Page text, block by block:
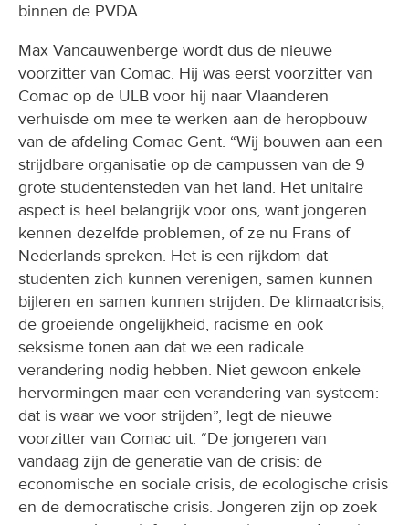
binnen de PVDA.
Max Vancauwenberge wordt dus de nieuwe
voorzitter van Comac. Hij was eerst voorzitter van
Comac op de ULB voor hij naar Vlaanderen
verhuisde om mee te werken aan de heropbouw
van de afdeling Comac Gent. “Wij bouwen aan een
strijdbare organisatie op de campussen van de 9
grote studentensteden van het land. Het unitaire
aspect is heel belangrijk voor ons, want jongeren
kennen dezelfde problemen, of ze nu Frans of
Nederlands spreken. Het is een rijkdom dat
studenten zich kunnen verenigen, samen kunnen
bijleren en samen kunnen strijden. De klimaatcrisis,
de groeiende ongelijkheid, racisme en ook
seksisme tonen aan dat we een radicale
verandering nodig hebben. Niet gewoon enkele
hervormingen maar een verandering van systeem:
dat is waar we voor strijden”, legt de nieuwe
voorzitter van Comac uit. “De jongeren van
vandaag zijn de generatie van de crisis: de
economische en sociale crisis, de ecologische crisis
en de democratische crisis. Jongeren zijn op zoek